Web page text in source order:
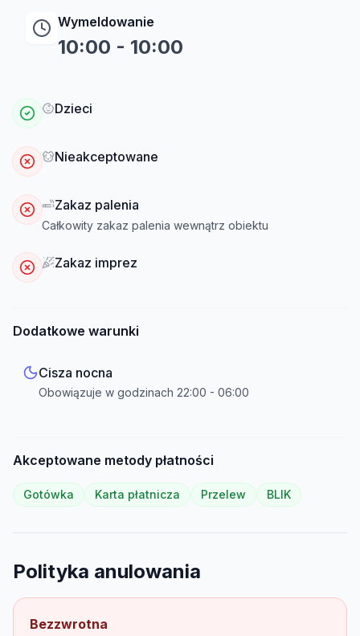
Wymeldowanie
10:00 - 10:00
Dzieci
Nieakceptowane
Zakaz palenia
Całkowity zakaz palenia wewnątrz obiektu
Zakaz imprez
Dodatkowe warunki
Cisza nocna
Obowiązuje w godzinach 22:00 - 06:00
Akceptowane metody płatności
Gotówka Karta płatnicza Przelew BLIK
Polityka anulowania
Bezzwrotna